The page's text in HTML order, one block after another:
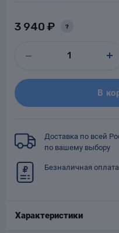
3 940 ₽ ?
В
Доставка по всей
по вашему выбору
Безналичная
Характеристики
стальные
Фильтры